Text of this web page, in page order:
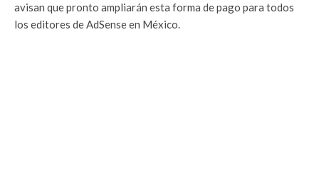
avisan que pronto ampliarán esta forma de pago para todos
los editores de AdSense en México.